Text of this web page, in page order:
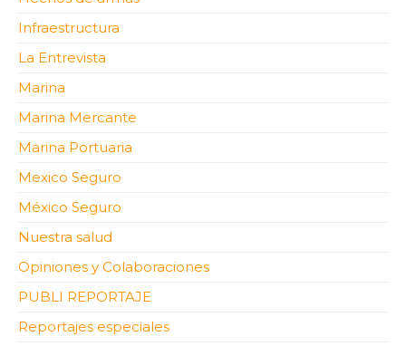
Infraestructura
La Entrevista
Marina
Marina Mercante
Marina Portuaria
Mexico Seguro
México Seguro
Nuestra salud
Opiniones y Colaboraciones
PUBLI REPORTAJE
Reportajes especiales